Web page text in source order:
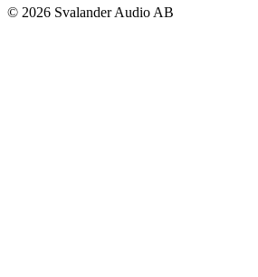
© 2026 Svalander Audio AB